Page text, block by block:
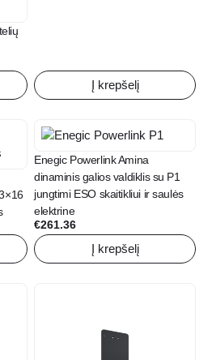
Į krepšelį
Enegic Powerlink Amina
dinaminis galios valdiklis su P1
jungtimi ESO skaitikliui ir saulės
elektrine
€261.36
Į krepšelį